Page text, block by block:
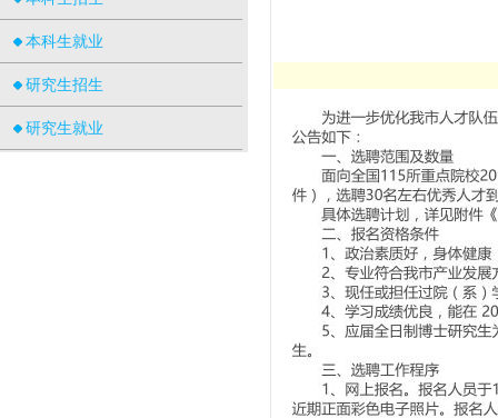
本科生就业
研究生招生
研究生就业